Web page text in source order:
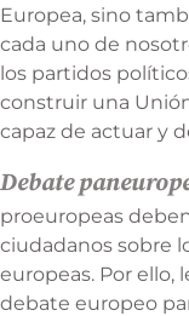
Europea, sino
cada uno de
los partidos
construir una
capaz de actuar y
Debate
proeuropeas
ciudadanos sobre
europeas. Por ello,
debate europeo